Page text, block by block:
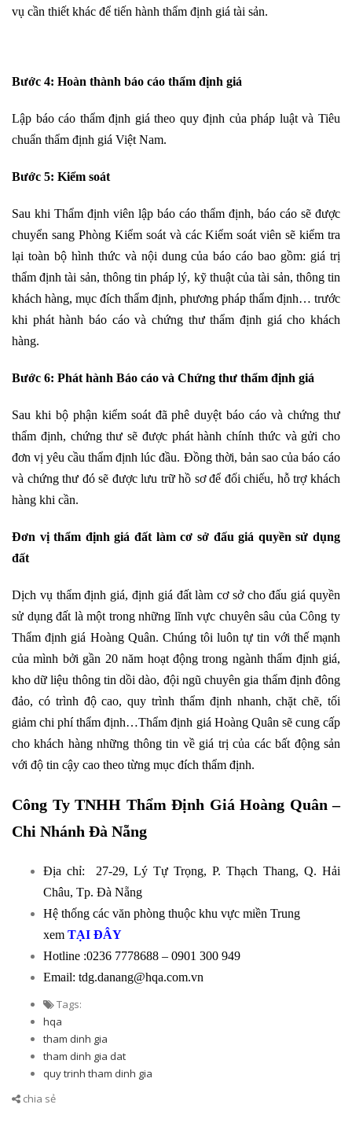
vụ cần thiết khác để tiến hành thẩm định giá tài sản.
Bước 4: Hoàn thành báo cáo thẩm định giá
Lập báo cáo thẩm định giá theo quy định của pháp luật và Tiêu
chuẩn thẩm định giá Việt Nam.
Bước 5: Kiểm soát
Sau khi Thẩm định viên lập báo cáo thẩm định, báo cáo sẽ được
chuyển sang Phòng Kiểm soát và các Kiểm soát viên sẽ kiểm tra
lại toàn bộ hình thức và nội dung của báo cáo bao gồm: giá trị
thẩm định tài sản, thông tin pháp lý, kỹ thuật của tài sản, thông tin
khách hàng, mục đích thẩm định, phương pháp thẩm định… trước
khi phát hành báo cáo và chứng thư thẩm định giá cho khách
hàng.
Bước 6: Phát hành Báo cáo và Chứng thư thẩm định giá
Sau khi bộ phận kiểm soát đã phê duyệt báo cáo và chứng thư
thẩm định, chứng thư sẽ được phát hành chính thức và gửi cho
đơn vị yêu cầu thẩm định lúc đầu. Đồng thời, bản sao của báo cáo
và chứng thư đó sẽ được lưu trữ hồ sơ để đối chiếu, hỗ trợ khách
hàng khi cần.
Đơn vị thẩm định giá đất làm cơ sở đấu giá quyền sử dụng
đất
Dịch vụ thẩm định giá, định giá đất làm cơ sở cho đấu giá quyền
sử dụng đất là một trong những lĩnh vực chuyên sâu của Công ty
Thẩm định giá Hoàng Quân. Chúng tôi luôn tự tin với thế mạnh
của mình bởi gần 20 năm hoạt động trong ngành thẩm định giá,
kho dữ liệu thông tin dồi dào, đội ngũ chuyên gia thẩm định đông
đảo, có trình độ cao, quy trình thẩm định nhanh, chặt chẽ, tối
giảm chi phí thẩm định…Thẩm định giá Hoàng Quân sẽ cung cấp
cho khách hàng những thông tin về giá trị của các bất động sản
với độ tin cậy cao theo từng mục đích thẩm định.
Công Ty TNHH Thẩm Định Giá Hoàng Quân –
Chi Nhánh Đà Nẵng
Địa chỉ:
27-29, Lý Tự Trọng, P. Thạch Thang, Q. Hải
Châu, Tp. Đà Nẵng
Hệ thống các văn phòng thuộc khu vực miền Trung
xem TẠI ĐÂY
Hotline :0236 7778688 – 0901 300 949
Email: tdg.danang@hqa.com.vn
Tags:
hqa
tham dinh gia
tham dinh gia dat
quy trinh tham dinh gia
chia sẻ